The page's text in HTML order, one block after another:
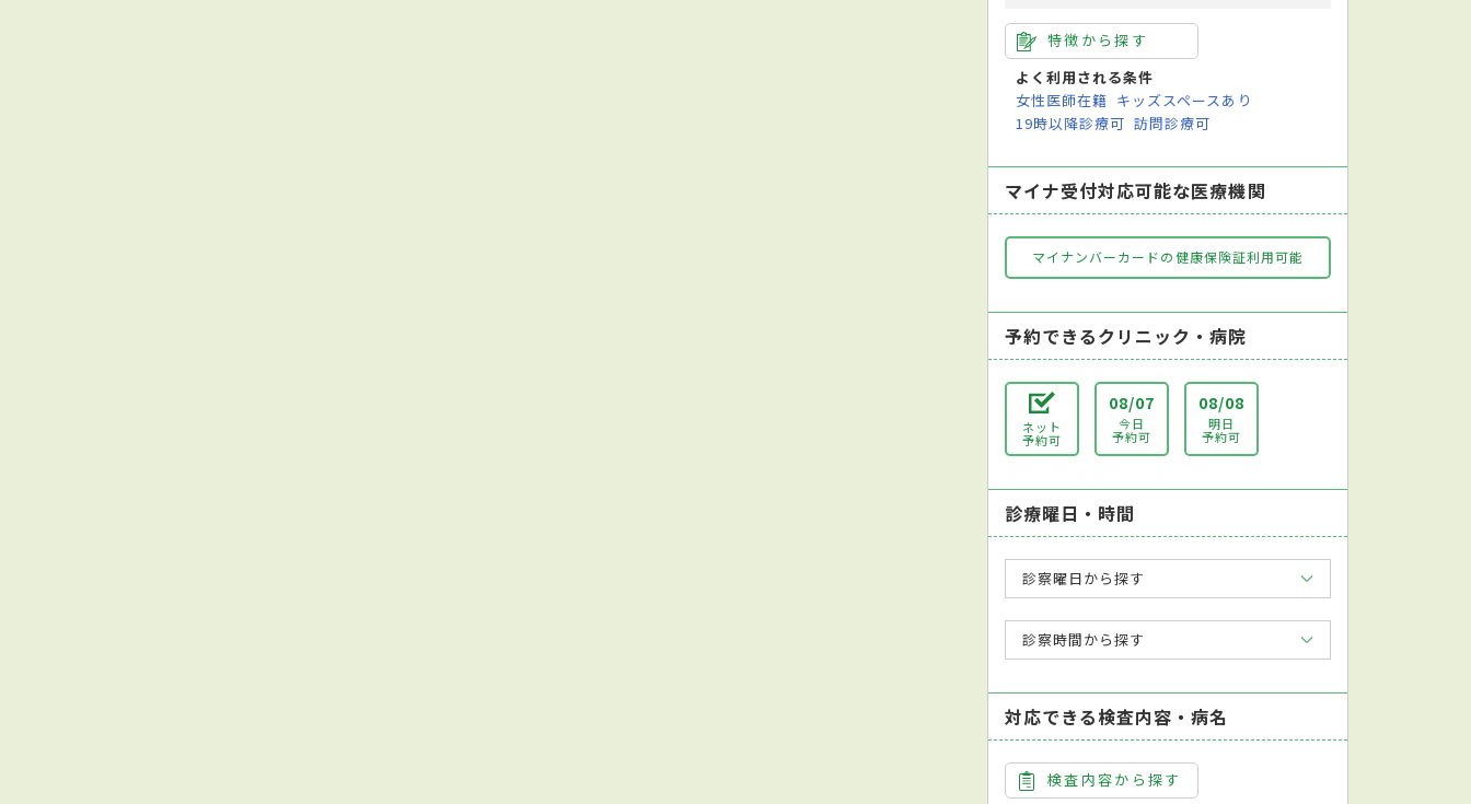
特徴から探す
よく利用される条件
女性医師在籍 キッズスペースあり
19時以降診療可 訪問診療可
マイナ受付対応可能な医療機関
マイナンバーカードの健康保険証利用可能
予約できるクリニック・病院
ネット
予約可
08/07
今日
予約可
08/08
明日
予約可
診療曜日・時間
診察曜日から探す
診察時間から探す
対応できる検査内容・病名
検査内容から探す